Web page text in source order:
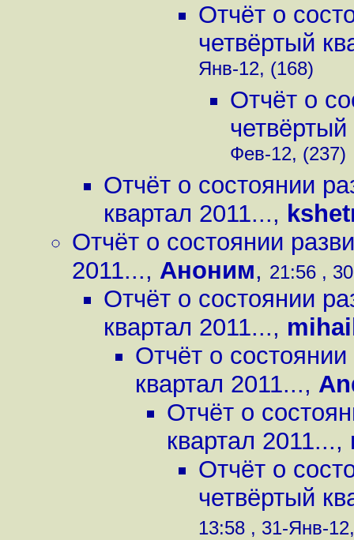
Отчёт о
четвёртый
Янв-12, (168)
Отчёт о
Фев-12, (237)
Отчёт о состоянии
квартал 2011...,
Отчёт о состоянии
2011..., Аноним, 21:56 ,
Отчёт о состоянии
квартал 2011...,
Отчёт о
квартал 2011...,
Отчёт о
квартал 2011...,
Отчёт о
четвёртый
13:58 , 31-Янв-